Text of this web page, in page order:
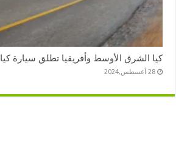
كيا الشرق الأوسط وأفريقيا تطلق سيارة كيا EV5 في المغرب
28 أغسطس,2024